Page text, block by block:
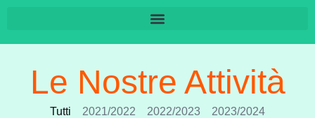
Le Nostre Attività
2021/2022 2022/2023
2023/2024
Tutti